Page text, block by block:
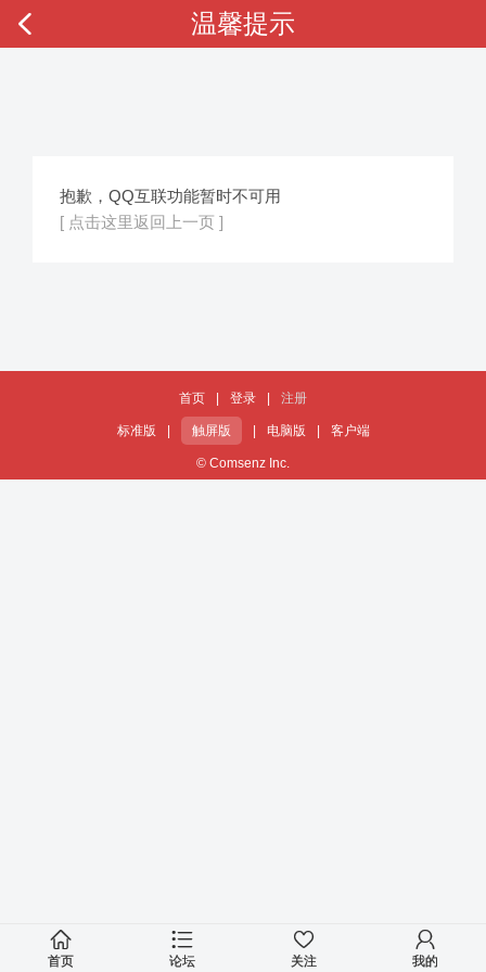
温馨提示
抱歉，QQ互联功能暂时不可用
[ 点击这里返回上一页 ]
首页 登录 注册
标准版 触屏版 电脑版 客户端
© Comsenz Inc.
首页 论坛 关注 我的